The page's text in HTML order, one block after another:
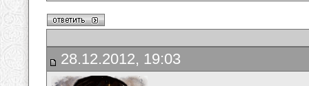
28.12.2012, 19:03